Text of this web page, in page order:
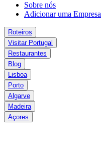
Sobre nós
Adicionar uma Empresa
Roteiros
Visitar Portugal
Restaurantes
Blog
Lisboa
Porto
Algarve
Madeira
Açores